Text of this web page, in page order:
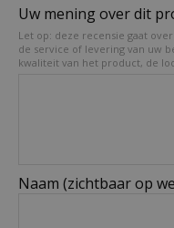
Uw mening over dit
Let op: deze recensie gaat
de service of levering van uw
kwaliteit van het product, de
Naam (zichtbaar op